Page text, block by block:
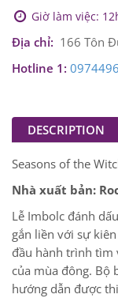
Giờ làm việc:
Địa chỉ: 166 Tôn
Hotline 1:
DESCRIPTION
Seasons of the
Nhà xuất bản:
Lễ Imbolc đánh
gắn liền với sự
đầu hành trình tìm
của mùa đông. Bộ
hướng dẫn được